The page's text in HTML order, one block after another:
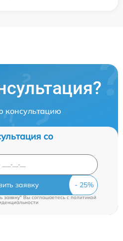
консультацию
со
заявку
заявку" Вы соглашаетесь cполитикой